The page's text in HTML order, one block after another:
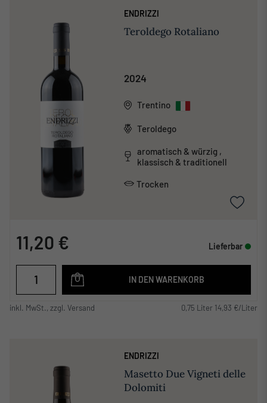
ENDRIZZI
Teroldego Rotaliano
2024
Trentino
Teroldego
aromatisch & würzig ,
klassisch & traditionell
Trocken
11,20 € Lieferbar
IN DEN WARENKORB
inkl. MwSt., zzgl. Versand 0,75 Liter 14,93 €/Liter
ENDRIZZI
Masetto Due Vigneti delle
Dolomiti